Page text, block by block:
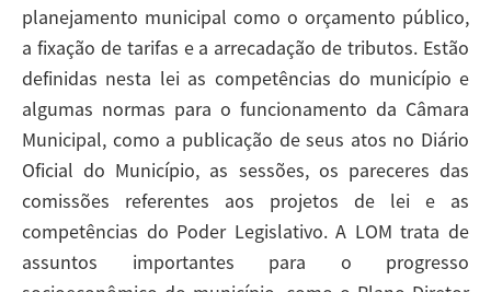
planejamento municipal como o orçamento público,
a fixação de tarifas e a arrecadação de tributos. Estão
definidas nesta lei as competências do município e
algumas normas para o funcionamento da Câmara
Municipal, como a publicação de seus atos no Diário
Oficial do Município, as sessões, os pareceres das
comissões referentes aos projetos de lei e as
competências do Poder Legislativo. A LOM trata de
assuntos importantes para o progresso